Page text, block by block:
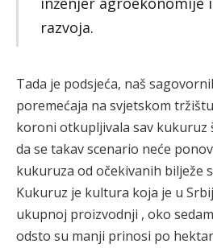
razvoja.
Tada je podsjeća, naš
poremećaja na svjetskom
koroni otkupljivala sav kukuruz
da se takav scenario neće
kukuruza od očekivanih bilježe
Kukuruz je kultura koja je u
ukupnoj proizvodnji , oko
odsto su manji prinosi po